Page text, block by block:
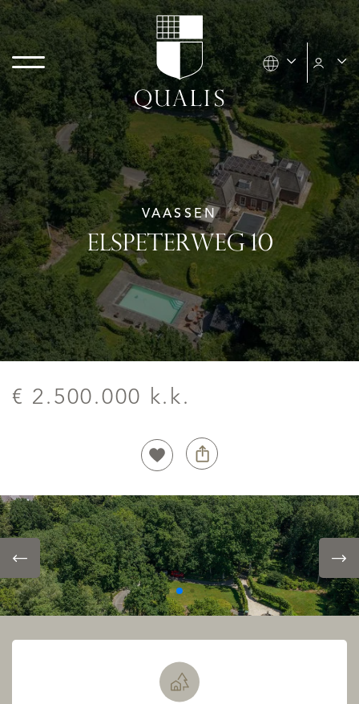
VAASSEN
ELSPETERWEG 10
€ 2.500.000 k.k.